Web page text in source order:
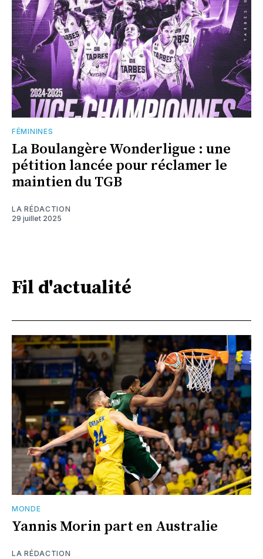
FÉMININES
La Boulangère Wonderligue : une
pétition lancée pour réclamer le
maintien du TGB
LA RÉDACTION
29 juillet 2025
Fil d'actualité
MONDE
Yannis Morin part en Australie
LA RÉDACTION